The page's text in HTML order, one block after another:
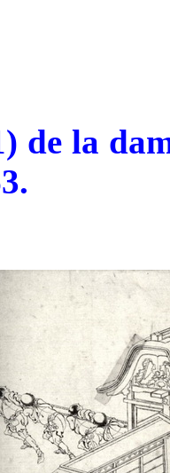
de la